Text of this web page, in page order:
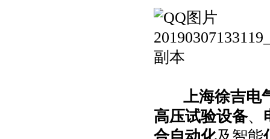
上海徐吉电
高压试验设备、